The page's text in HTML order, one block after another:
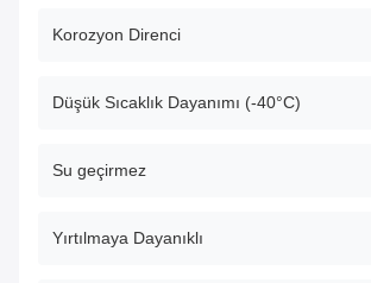
Korozyon Direnci
Düşük Sıcaklık Dayanımı (-40°C)
Su geçirmez
Yırtılmaya Dayanıklı